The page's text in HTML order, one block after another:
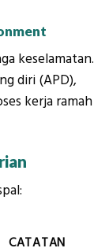
keselamatan.
diri (APD),
kerja ramah
CATATAN